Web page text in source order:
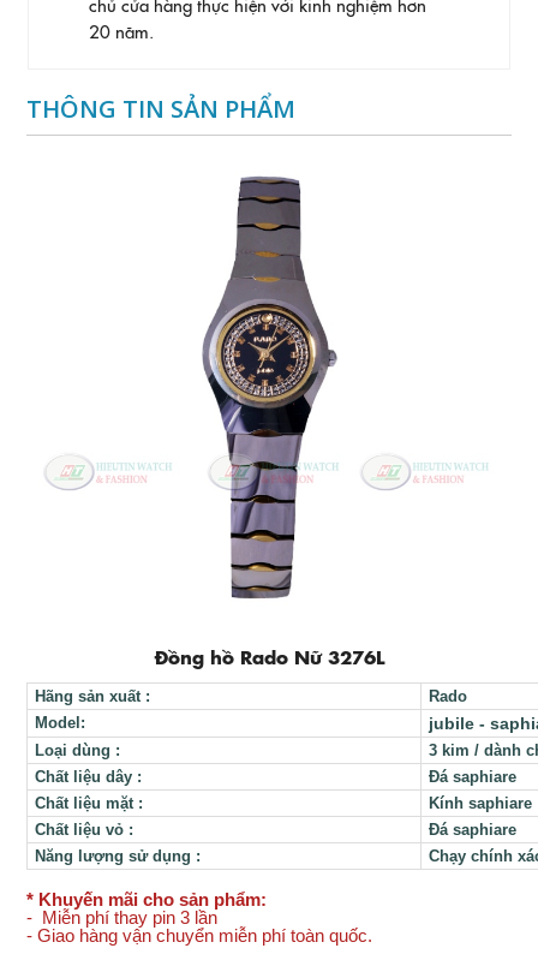
20 năm.
THÔNG TIN SẢN PHẨM
Đồng hồ Rado Nữ 3276L
Hãng sản xuất :
Rado
Model:
jubile -
Loại dùng :
3 kim / dành
Chất liệu dây :
Đá saphiare
Chất liệu mặt :
Kính saphiare
Chất liệu vỏ :
Đá saphiare
Năng lượng sử dụng : Chạy chính
* Khuyến mãi cho sản phẩm:
- Miễn phí thay pin 3 lần
- Giao hàng vận chuyển miễn phí toàn quốc.